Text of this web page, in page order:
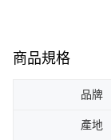
商品規格
品牌
產地